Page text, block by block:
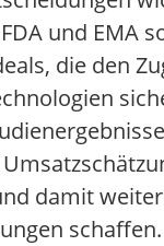
und EMA
die den
damit